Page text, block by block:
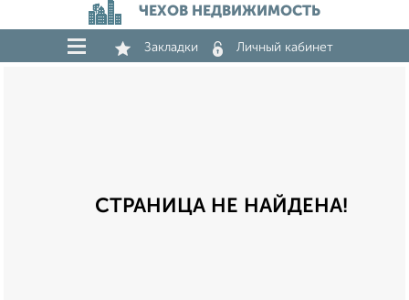
ЧЕХОВ НЕДВИЖИМОСТЬ
Закладки Личный кабинет
СТРАНИЦА НЕ НАЙДЕНА!